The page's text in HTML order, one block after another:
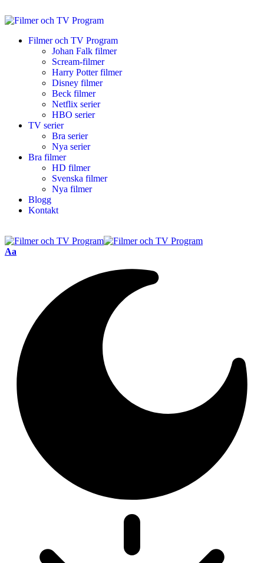
Filmer och TV Program
Johan Falk filmer
Scream-filmer
Harry Potter filmer
Disney filmer
Beck filmer
Netflix serier
HBO serier
TV serier
Bra serier
Nya serier
Bra filmer
HD filmer
Svenska filmer
Nya filmer
Blogg
Kontakt
Aa